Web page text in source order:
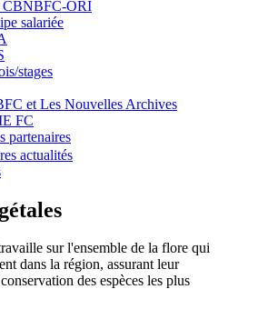
CBNBFC-ORI
salariée
stages
et Les Nouvelles Archives
FC
partenaires
actualités
sur l'ensemble de la flore qui
dans la région, assurant leur
des espèces les plus